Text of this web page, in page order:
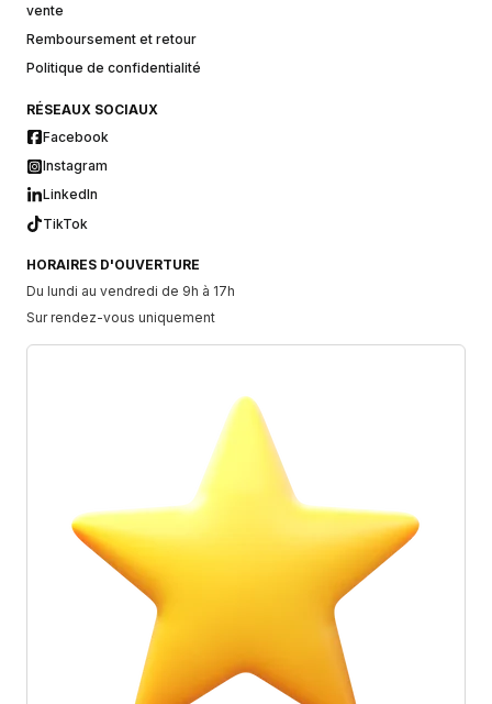
vente
Remboursement et retour
Politique de confidentialité
RÉSEAUX SOCIAUX
Facebook
Instagram
LinkedIn
TikTok
HORAIRES D'OUVERTURE
Du lundi au vendredi de 9h à 17h
Sur rendez-vous uniquement